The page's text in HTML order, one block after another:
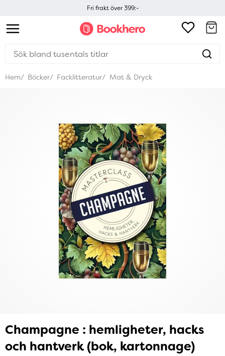
Fri frakt över 399:-
Hem Böcker Facklitteratur Mat & Dryck
Champagne : hemligheter, hacks
och hantverk (bok, kartonnage)